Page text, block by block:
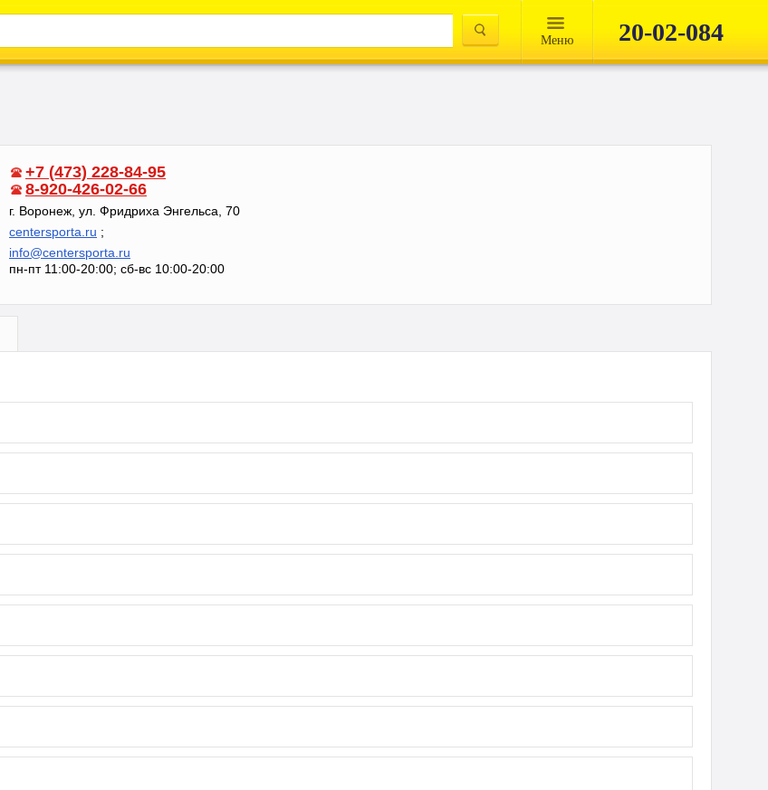
Mеню 20-02-084
+7 (473) 228-84-95
8-920-426-02-66
г. Воронеж, ул. Фридриха Энгельса, 70
centersporta.ru ;
info@centersporta.ru
пн-пт 11:00-20:00; сб-вс 10:00-20:00